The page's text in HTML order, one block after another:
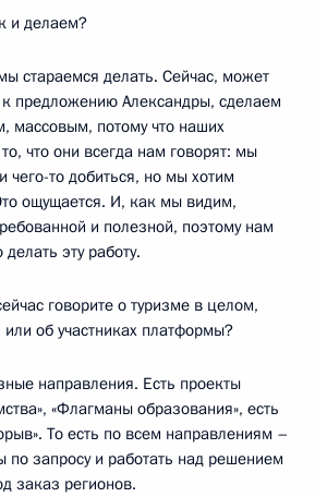
и делаем?
стараемся делать. Сейчас, может
предложению Александры, сделаем
массовым, потому что наших
что они всегда нам говорят: мы
чего-то добиться, но мы хотим
ощущается. И, как мы видим,
и полезной, поэтому нам
эту работу.
говорите о туризме в целом,
или об участниках платформы?
направления. Есть проекты
«Флагманы образования», есть
То есть по всем направлениям –
по запросу и работать над решением
заказ регионов.